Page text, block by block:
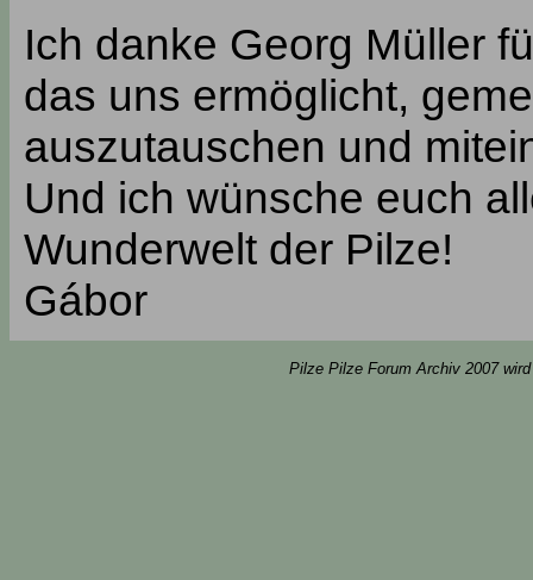
Ich danke Georg Müller
das uns ermöglicht,
auszutauschen und
Und ich wünsche euch
Wunderwelt der Pilze!
Gábor
Pilze Pilze Forum Archiv 2007